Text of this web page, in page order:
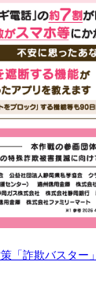
「詐欺バスター